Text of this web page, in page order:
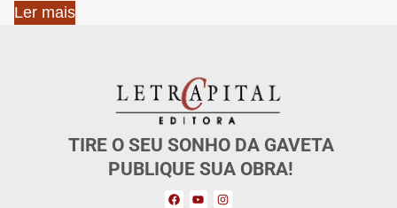
Ler mais
TIRE O SEU SONHO DA GAVETA
PUBLIQUE SUA OBRA!